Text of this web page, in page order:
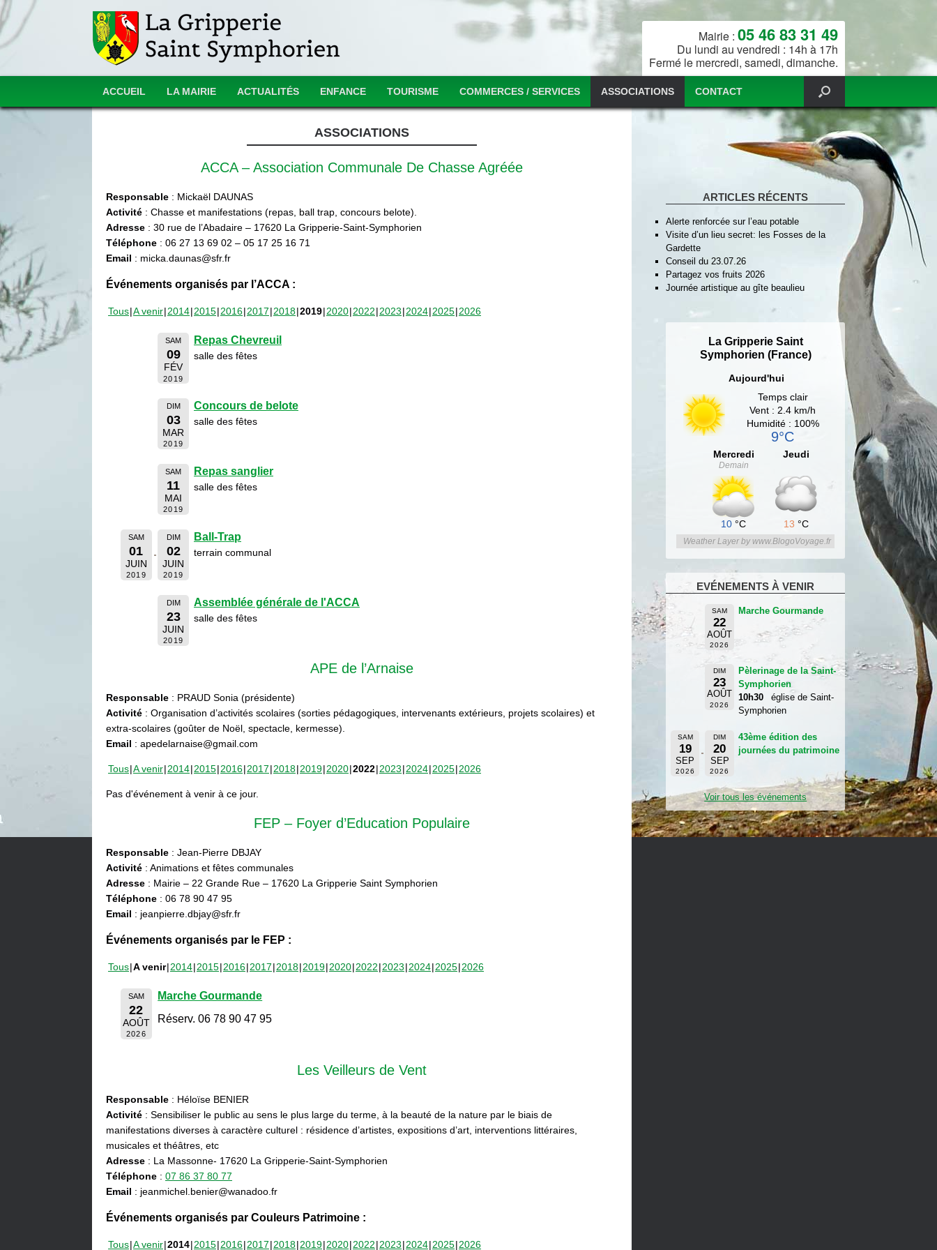
Mairie : 05 46 83 31 49
Du lundi au vendredi : 14h à 17h
Fermé le mercredi, samedi, dimanche.
ACCUEIL LA MAIRIE ACTUALITÉS ENFANCE TOURISME COMMERCES / SERVICES ASSOCIATIONS CONTACT
ASSOCIATIONS
ACCA – Association Communale De Chasse Agréée
Responsable : Mickaël DAUNAS
Activité : Chasse et manifestations (repas, ball trap, concours belote).
Adresse : 30 rue de l’Abadaire – 17620 La Gripperie-Saint-Symphorien
Téléphone : 06 27 13 69 02 – 05 17 25 16 71
Email : micka.daunas@sfr.fr
Événements organisés par l’ACCA :
Tous A venir 2014 2015 2016 2017 2018 2019 2020 2022 2023 2024 2025 2026
SAM
09
FÉV
2019
Repas Chevreuil
salle des fêtes
DIM
03
MAR
2019
Concours de belote
salle des fêtes
SAM
11
MAI
2019
Repas sanglier
salle des fêtes
SAM
01
JUIN
2019
DIM
02
JUIN
2019
Ball-Trap
terrain communal
DIM
23
JUIN
2019
Assemblée générale de l'ACCA
salle des fêtes
APE de l’Arnaise
Responsable : PRAUD Sonia (présidente)
Activité : Organisation d’activités scolaires (sorties pédagogiques, intervenants extérieurs, projets scolaires) et
extra-scolaires (goûter de Noël, spectacle, kermesse).
Email : apedelarnaise@gmail.com
Tous A venir 2014 2015 2016 2017 2018 2019 2020 2022 2023 2024 2025 2026
Pas d'événement à venir à ce jour.
FEP – Foyer d’Education Populaire
Responsable : Jean-Pierre DBJAY
Activité : Animations et fêtes communales
Adresse : Mairie – 22 Grande Rue – 17620 La Gripperie Saint Symphorien
Téléphone : 06 78 90 47 95
Email : jeanpierre.dbjay@sfr.fr
Événements organisés par le FEP :
Tous A venir 2014 2015 2016 2017 2018 2019 2020 2022 2023 2024 2025 2026
SAM
22
AOÛT
2026
Marche Gourmande
Réserv. 06 78 90 47 95
Les Veilleurs de Vent
Responsable : Héloïse BENIER
Activité : Sensibiliser le public au sens le plus large du terme, à la beauté de la nature par le biais de
manifestations diverses à caractère culturel : résidence d’artistes, expositions d’art, interventions littéraires,
musicales et théâtres, etc
Adresse : La Massonne- 17620 La Gripperie-Saint-Symphorien
Téléphone : 07 86 37 80 77
Email : jeanmichel.benier@wanadoo.fr
Événements organisés par Couleurs Patrimoine :
Tous A venir 2014 2015 2016 2017 2018 2019 2020 2022 2023 2024 2025 2026
ARTICLES RÉCENTS
Alerte renforcée sur l’eau potable
Visite d’un lieu secret: les Fosses de la
Gardette
Conseil du 23.07.26
Partagez vos fruits 2026
Journée artistique au gîte beaulieu
La Gripperie Saint
Symphorien (France)
Aujourd'hui
Temps clair
Vent : 2.4 km/h
Humidité : 100%
9°C
Mercredi
Demain
10 °C
Jeudi
13 °C
Weather Layer by www.BlogoVoyage.fr
EVÉNEMENTS À VENIR
SAM
22
AOÛT
2026
Marche Gourmande
DIM
23
AOÛT
2026
Pèlerinage de la Saint-
Symphorien
10h30
église de Saint-
Symphorien
SAM
19
SEP
2026
DIM
20
SEP
2026
43ème édition des
journées du patrimoine
Voir tous les événements